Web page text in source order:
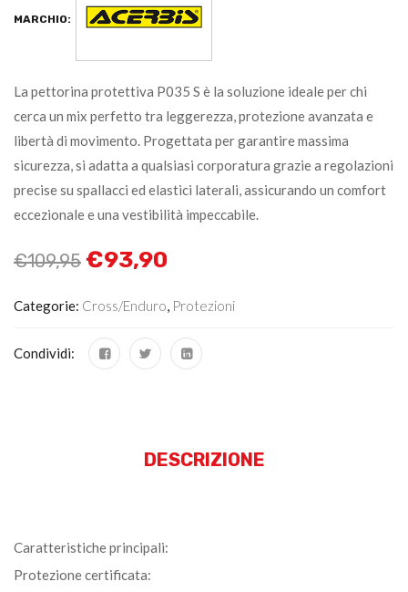
MARCHIO:
La pettorina protettiva P035 S è la soluzione ideale per chi
cerca un mix perfetto tra leggerezza, protezione avanzata e
libertà di movimento. Progettata per garantire massima
sicurezza, si adatta a qualsiasi corporatura grazie a regolazioni
precise su spallacci ed elastici laterali, assicurando un comfort
eccezionale e una vestibilità impeccabile.
€109,95 €93,90
Categorie: Cross/Enduro, Protezioni
Condividi:
DESCRIZIONE
Caratteristiche principali:
Protezione certificata: